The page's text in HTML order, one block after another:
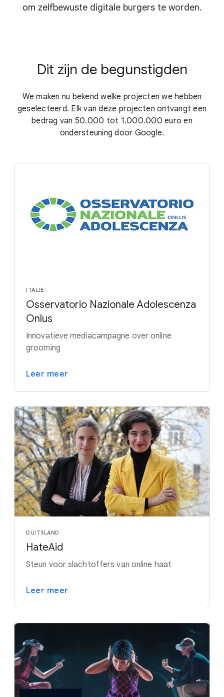
om zelfbewuste digitale burgers te worden.
Dit zijn de begunstigden
We maken nu bekend welke projecten we hebben
geselecteerd. Elk van deze projecten ontvangt een
bedrag van 50.000 tot 1.000.000 euro en
ondersteuning door Google.
ITALIË
Osservatorio Nazionale Adolescenza
Onlus
Innovatieve mediacampagne over online
grooming
Leer meer
DUITSLAND
HateAid
Steun voor slachtoffers van online haat
Leer meer